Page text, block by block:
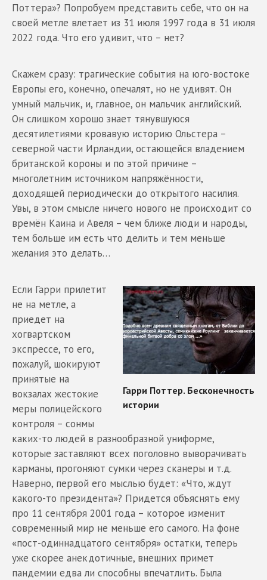
Поттера»? Попробуем представить себе, что он на
своей метле влетает из 31 июля 1997 года в 31 июля
2022 года. Что его удивит, что – нет?
Скажем сразу: трагические события на юго-востоке
Европы его, конечно, опечалят, но не удивят. Он
умный мальчик, и, главное, он мальчик английский.
Он слишком хорошо знает тянувшуюся
десятилетиями кровавую историю Ольстера –
северной части Ирландии, остающейся владением
британской короны и по этой причине –
многолетним источником напряжённости,
доходящей периодически до открытого насилия.
Увы, в этом смысле ничего нового не происходит со
времён Каина и Авеля – чем ближе люди и народы,
тем больше им есть что делить и тем меньше
желания это делать…
Если Гарри прилетит
не на метле, а
приедет на
хогвартском
экспрессе, то его,
пожалуй, шокируют
принятые на
вокзалах жестокие
меры полицейского
контроля – сонмы
каких-то людей в разнообразной униформе,
которые заставляют всех поголовно выворачивать
карманы, прогоняют сумки через сканеры и т.д.
Наверно, первой его мыслью будет: «Что, ждут
какого-то президента»? Придется объяснять ему
про 11 сентября 2001 года – которое изменит
современный мир не меньше его самого. На фоне
«пост-одиннадцатого сентября» остатки, теперь
уже скорее анекдотичные, внешних примет
пандемии едва ли способны впечатлить. Была